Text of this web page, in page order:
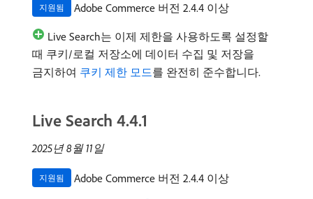
지원됨 Adobe Commerce 버전 2.4.4 이상
Live Search는 이제 제한을 사용하도록 설정할
때 쿠키/로컬 저장소에 데이터 수집 및 저장을
금지하여 쿠키 제한 모드를 완전히 준수합니다.
Live Search 4.4.1
2025년 8월 11일
지원됨 Adobe Commerce 버전 2.4.4 이상